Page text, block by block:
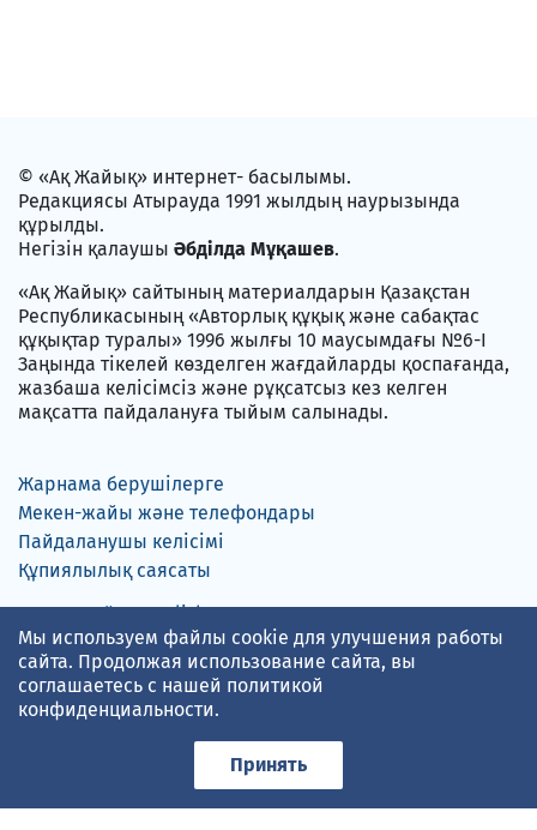
© «Ақ Жайық» интернет- басылымы.
Редакциясы Атырауда 1991 жылдың наурызында
құрылды.
Негізін қалаушы Әбділда Мұқашев.
«Ақ Жайық» сайтының материалдарын Қазақстан
Республикасының «Авторлық құқық және сабақтас
құқықтар туралы» 1996 жылғы 10 маусымдағы №6-I
Заңында тікелей көзделген жағдайларды қоспағанда,
жазбаша келісімсіз және рұқсатсыз кез келген
мақсатта пайдалануға тыйым салынады.
Жарнама берушілерге
Мекен-жайы және телефондары
Пайдаланушы келісімі
Құпиялылық саясаты
Русский
English
gismeteo.kzмәліметіне сүйенген ауа-райы болжамы
Төлем карталарын қабылдаймыз
Мы используем файлы cookie для улучшения работы
сайта. Продолжая использование сайта, вы
соглашаетесь с нашей политикой
конфиденциальности.
Принять